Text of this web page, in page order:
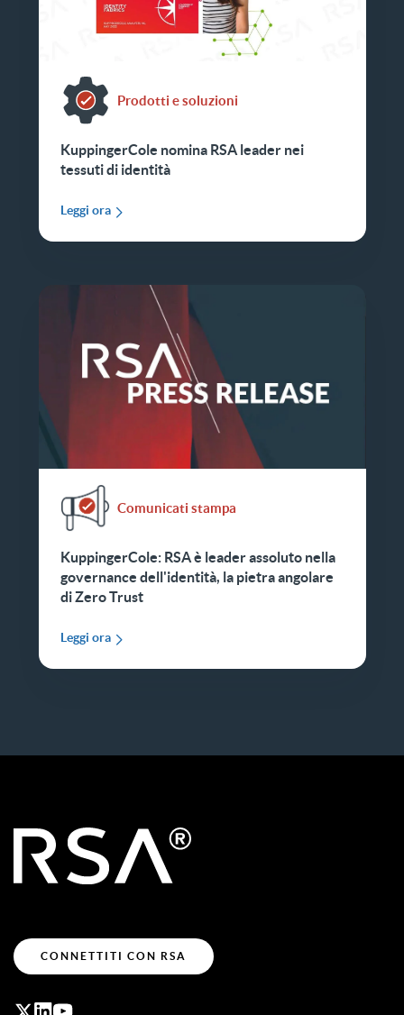
Prodotti e soluzioni
KuppingerCole nomina RSA leader nei
tessuti di identità
Leggi ora
Comunicati stampa
KuppingerCole: RSA è leader assoluto nella
governance dell'identità, la pietra angolare
di Zero Trust
Leggi ora
CONNETTITI CON RSA